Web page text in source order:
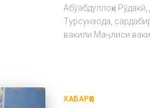
Абӯабдуллоҳи
Турсунзода,
вакили Маҷлиси
ХАБАРҲО